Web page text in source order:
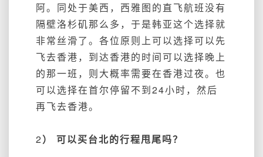
阿。同处于美西，西雅图的直飞航班没有
隔壁洛杉矶那么多，于是韩亚这个选择就
非常丝滑了。各位原则上可以选择可以先
飞去香港，到达香港的时间可以选择晚上
的那一班，则大概率需要在香港过夜。也
可以选择在首尔停留不到24小时，然后
再飞去香港。
2） 可以买台北的行程甩尾吗？